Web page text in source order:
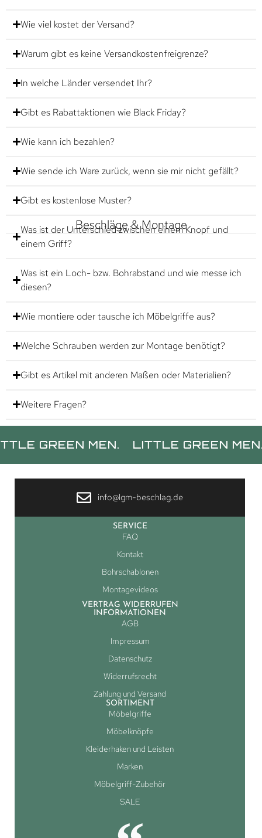
Wie viel kostet der Versand?
Warum gibt es keine Versandkostenfreigrenze?
In welche Länder versendet Ihr?
Gibt es Rabattaktionen wie Black Friday?
Wie kann ich bezahlen?
Wie sende ich Ware zurück, wenn sie mir nicht gefällt?
Gibt es kostenlose Muster?
Beschläge & Montage
Was ist der Unterschied zwischen einem Knopf und
einem Griff?
Was ist ein Loch- bzw. Bohrabstand und wie messe ich
diesen?
Wie montiere oder tausche ich Möbelgriffe aus?
Welche Schrauben werden zur Montage benötigt?
Gibt es Artikel mit anderen Maßen oder Materialien?
Weitere Fragen?
MEN. LITTLE GREEN MEN.
info@lgm-beschlag.de
SERVICE
FAQ
Kontakt
Bohrschablonen
Montagevideos
VERTRAG WIDERRUFEN
INFORMATIONEN
AGB
Impressum
Datenschutz
Widerrufsrecht
Zahlung und Versand
SORTIMENT
Möbelgriffe
Möbelknöpfe
Kleiderhaken und Leisten
Marken
Möbelgriff-Zubehör
SALE